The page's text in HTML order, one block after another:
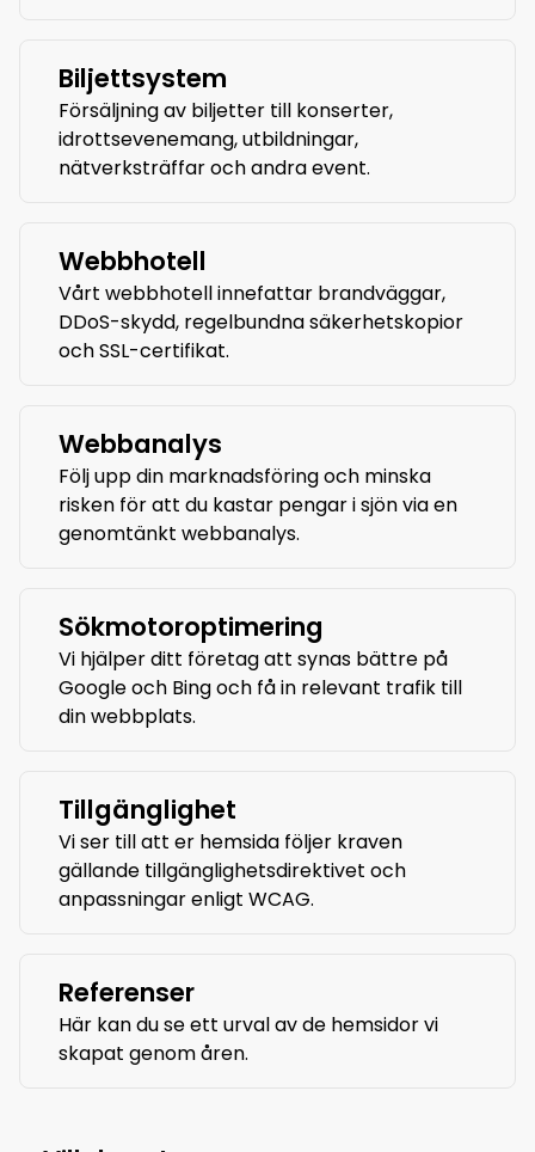
Biljettsystem
Försäljning av biljetter till konserter,
idrottsevenemang, utbildningar,
nätverksträffar och andra event.
Webbhotell
Vårt webbhotell innefattar brandväggar,
DDoS-skydd, regelbundna säkerhetskopior
och SSL-certifikat.
Webbanalys
Följ upp din marknadsföring och minska
risken för att du kastar pengar i sjön via en
genomtänkt webbanalys.
Sökmotoroptimering
Vi hjälper ditt företag att synas bättre på
Google och Bing och få in relevant trafik till
din webbplats.
Tillgänglighet
Vi ser till att er hemsida följer kraven
gällande tillgänglighetsdirektivet och
anpassningar enligt WCAG.
Referenser
Här kan du se ett urval av de hemsidor vi
skapat genom åren.